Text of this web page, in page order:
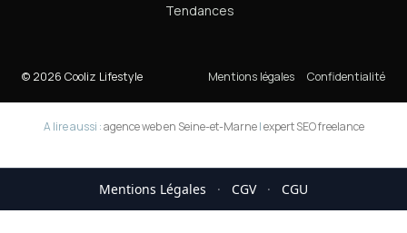
Tendances
© 2026 Cooliz Lifestyle Mentions légales Confidentialité
A lire aussi :agence web en Seine-et-Marne|expert SEO freelance
Mentions Légales · CGV · CGU